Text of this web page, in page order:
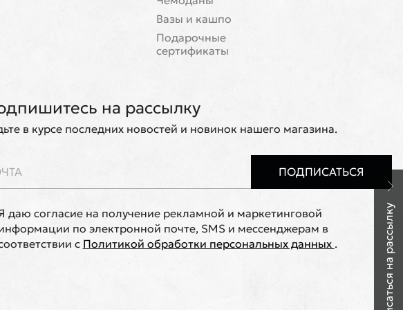
Вазы и кашпо
Подарочные
сертификаты
на рассылку
в курсе последних новостей и новинок нашего магазина.
ПОДПИСАТЬСЯ
даю согласие на получение рекламной и маркетинговой
по электронной почте, SMS и мессенджерам в
с Политикой обработки персональных данных . Подписаться на рассылку